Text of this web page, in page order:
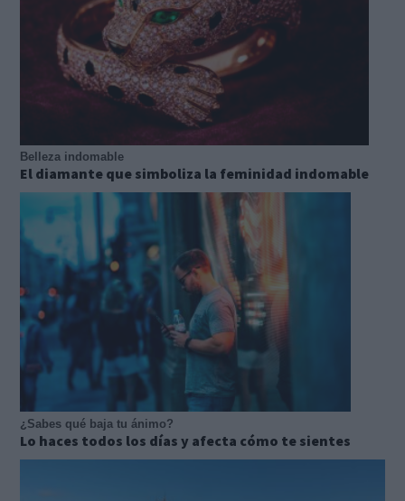
Belleza indomable
El diamante que simboliza la feminidad indomable
¿Sabes qué baja tu ánimo?
Lo haces todos los días y afecta cómo te sientes